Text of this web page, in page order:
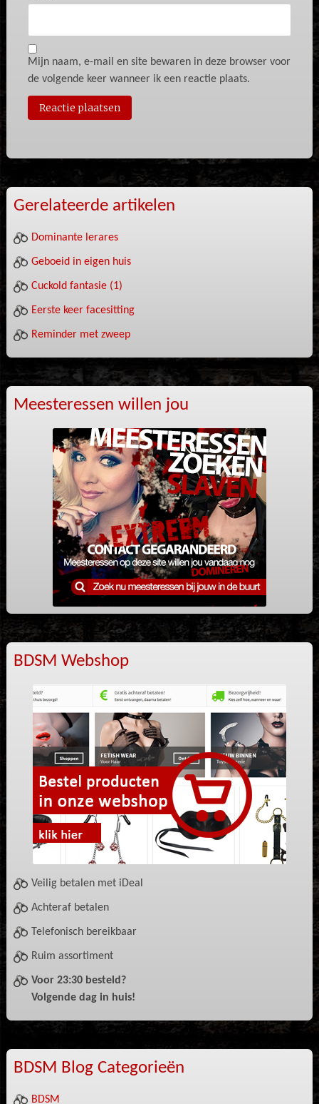
Mijn naam, e-mail en site bewaren in deze browser voor
de volgende keer wanneer ik een reactie plaats.
Gerelateerde artikelen
Dominante lerares
Geboeid in eigen huis
Cuckold fantasie (1)
Eerste keer facesitting
Reminder met zweep
Meesteressen willen jou
BDSM Webshop
Veilig betalen met iDeal
Achteraf betalen
Telefonisch bereikbaar
Ruim assortiment
Voor 23:30 besteld?
Volgende dag in huis!
BDSM Blog Categorieën
BDSM